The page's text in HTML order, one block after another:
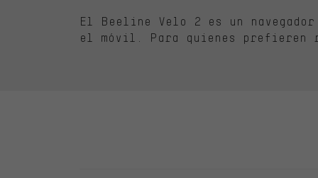
El Beeline Velo 2 es un
el móvil. Para quienes prefieren